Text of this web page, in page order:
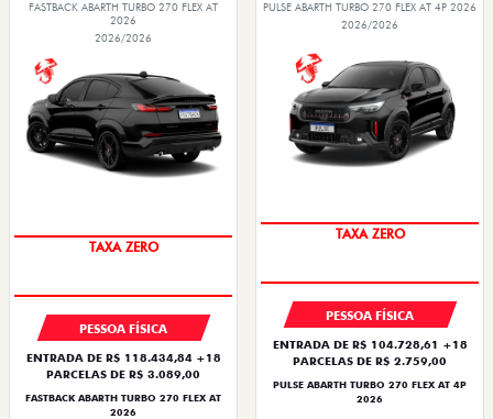
FASTBACK ABARTH TURBO 270 FLEX AT
2026
2026/2026
TAXA ZERO
PESSOA FÍSICA
ENTRADA DE R$ 118.434,84 +18
PARCELAS DE R$ 3.089,00
FASTBACK ABARTH TURBO 270 FLEX AT
2026
PULSE ABARTH TURBO 270 FLEX AT 4P 2026
2026/2026
TAXA ZERO
PESSOA FÍSICA
ENTRADA DE R$ 104.728,61 +18
PARCELAS DE R$ 2.759,00
PULSE ABARTH TURBO 270 FLEX AT 4P
2026